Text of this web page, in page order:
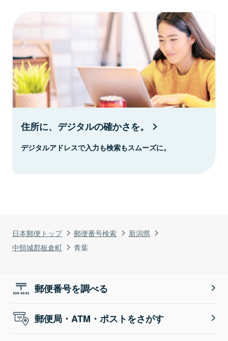
日本郵便トップ 郵便番号検索
新潟県
中頸城郡板倉町
青葉
住所に、デジタルの確かさを。
デジタルアドレスで入力も検索もスムーズに。
郵便番号を調べる
郵便局・ATM・ポストをさがす